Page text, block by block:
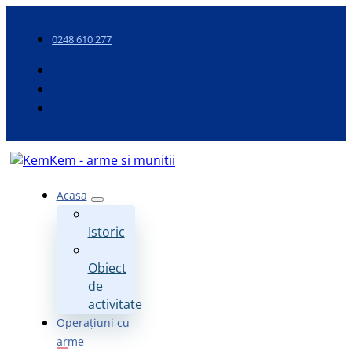
0248 610 277
Acasa
Istoric
Obiect
de
activitate
Operațiuni cu
arme